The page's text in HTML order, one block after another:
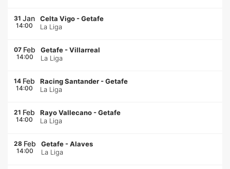
31 Jan
14:00
Celta Vigo -Getafe
La Liga
07 Feb
14:00
Getafe -Villarreal
La Liga
14 Feb
14:00
Racing Santander -Getafe
La Liga
21 Feb
14:00
Rayo Vallecano -Getafe
La Liga
28 Feb
14:00
Getafe -Alaves
La Liga